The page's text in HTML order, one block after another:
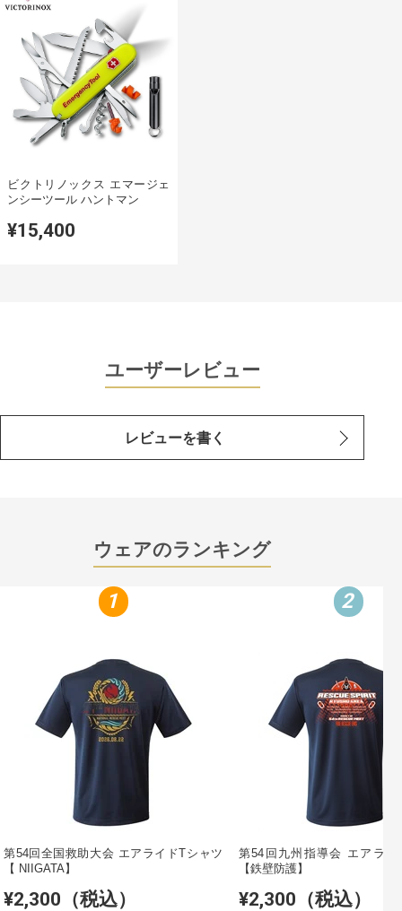
ビクトリノックス エマージェ
ンシーツール ハントマン
¥15,400
ユーザーレビュー
レビューを書く
ウェアのランキング
1
第54回全国救助大会 エアライドTシャツ
【 NIIGATA】
¥2,300（税込）
2
第54回九州指導会 エアライ
【鉄壁防護】
¥2,300（税込）